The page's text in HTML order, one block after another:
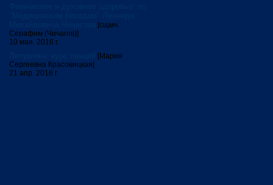
[сщмч.
Серафим (Чичагов)]
10 мая. 2016 г.
[Мария
Сергеевна Красовицкая]
21 апр. 2016 г.